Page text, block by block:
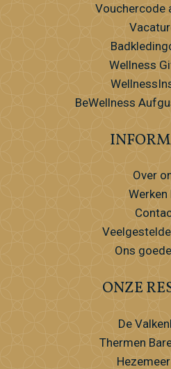
Vouchercode
Wellness
BeWellness
Over
Werken
Ons
ONZE
De
Thermen